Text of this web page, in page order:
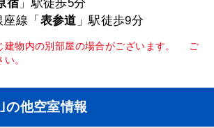
宿 」駅徒歩5分
線「 表参道 」駅徒歩9分
建物内の別部屋の場合がございます。 ご
。
の他空室情報